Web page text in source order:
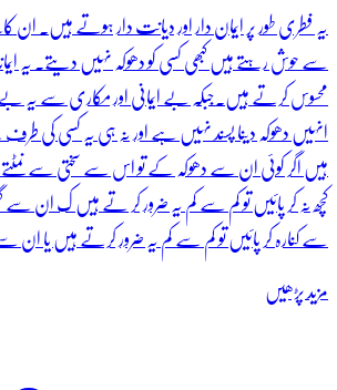
یہ فطری طور پر ایمان دار اور دیانت دار ہوتے
سے حوش رہتے ہیں کبھی کسی کو دھوکہ نہیں دیتے۔ یہ
محسوس کرتے ہیں۔جبکہ بے ایمانی اور مکاری سے
انہیں دھوکہ دینا پسند نہیں ہے اور نہ ہی یہ کسی کی
ہیں اگر کوئی ان سے دھوکہ کے تو اس سے سختی سے
کچھ نہ کر پائیں تو کم سے کم یہ ضرور کر تے ہیں ک ان سے
سے کنارہ کر پائیں تو کم سے کم یہ ضرور کرتے ہیں یا ان
مزید پڑھیں